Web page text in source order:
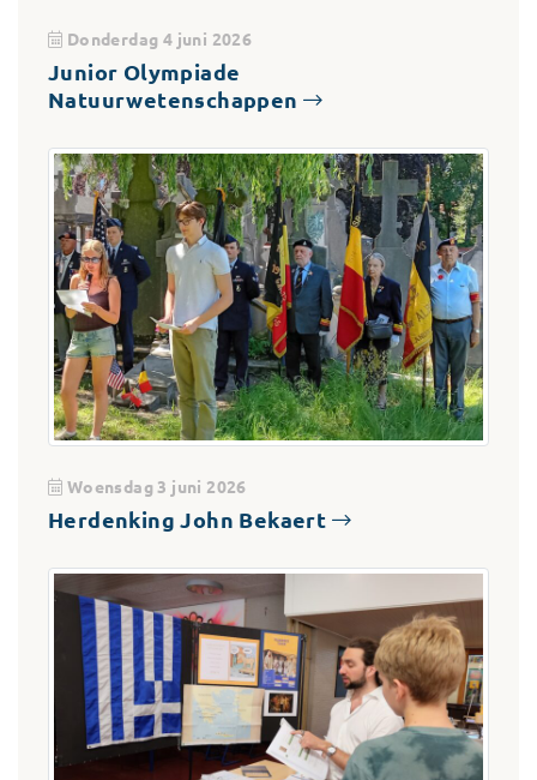
Donderdag 4 juni 2026
Junior Olympiade
Natuurwetenschappen
Woensdag 3 juni 2026
Herdenking John Bekaert